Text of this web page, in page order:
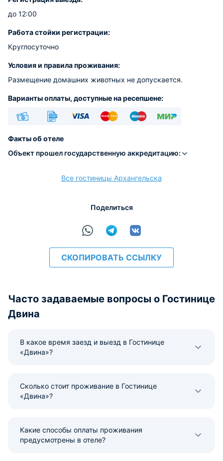
до 12:00
Работа стойки регистрации:
Круглосуточно
Условия и правила проживания:
Размещение домашних животных не допускается.
Варианты оплаты, доступные на ресепшене:
Факты об отеле
Объект прошел государственную аккредитацию:
Все гостиницы Архангельска
Поделиться
СКОПИРОВАТЬ ССЫЛКУ
Часто задаваемые вопросы о Гостинице
Двина
В какое время заезд и выезд в Гостинице
«Двина»?
Сколько стоит проживание в Гостинице
«Двина»?
Какие способы оплаты проживания
предусмотрены в отеле?